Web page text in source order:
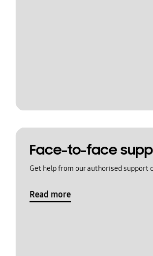
Face-to-face
Get help from our authorised support
Read more